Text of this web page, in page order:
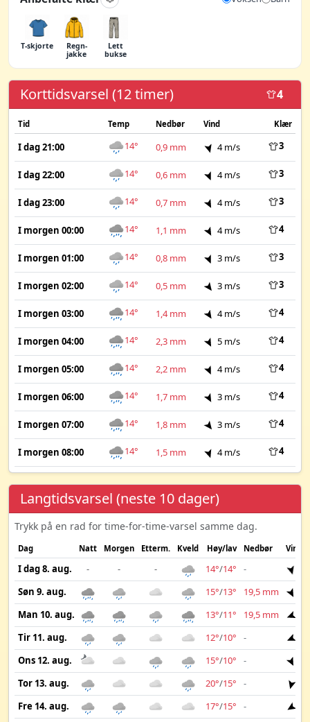
T-skjorte
Regn­
jakke
Lett
bukse
Korttidsvarsel (12 timer) 4
Tid Temp Nedbør Vind Klær
I dag 21:00 14° 0,9 mm 4 m/s 3
I dag 22:00 14° 0,6 mm 4 m/s 3
I dag 23:00 14° 0,7 mm 4 m/s 3
I morgen 00:00 14° 1,1 mm 4 m/s 4
I morgen 01:00 14° 0,8 mm 3 m/s 3
I morgen 02:00 14° 0,5 mm 3 m/s 3
I morgen 03:00 14° 1,4 mm 4 m/s 4
I morgen 04:00 14° 2,3 mm 5 m/s 4
I morgen 05:00 14° 2,2 mm 4 m/s 4
I morgen 06:00 14° 1,7 mm 3 m/s 4
I morgen 07:00 14° 1,8 mm 3 m/s 4
I morgen 08:00 14° 1,5 mm 4 m/s 4
Langtidsvarsel (neste 10 dager)
Trykk på en rad for time-for-time-varsel samme dag.
Dag Natt Morgen Etterm. Kveld Høy/lav Nedbør Vind
I dag 8. aug. - - - 14°/14° -
Søn 9. aug.
15°/13° 19,5 mm
Man 10. aug.
13°/11° 19,5 mm
Tir 11. aug.
12°/10° -
Ons 12. aug.
15°/10° -
Tor 13. aug.
20°/15° -
Fre 14. aug.
17°/15° -